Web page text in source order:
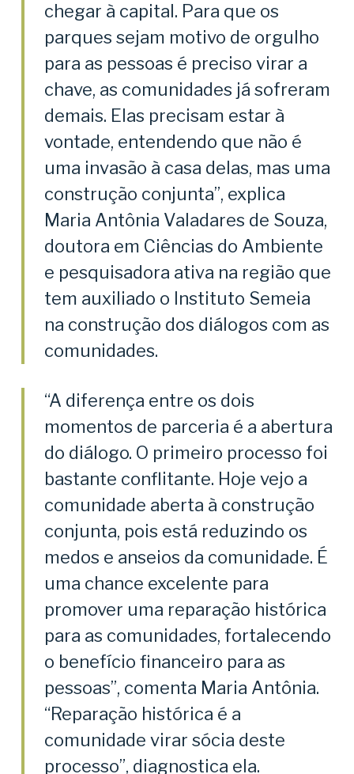
chegar à capital. Para que os
parques sejam motivo de orgulho
para as pessoas é preciso virar a
chave, as comunidades já sofreram
demais. Elas precisam estar à
vontade, entendendo que não é
uma invasão à casa delas, mas uma
construção conjunta”, explica
Maria Antônia Valadares de Souza,
doutora em Ciências do Ambiente
e pesquisadora ativa na região que
tem auxiliado o Instituto Semeia
na construção dos diálogos com as
comunidades.
“A diferença entre os dois
momentos de parceria é a abertura
do diálogo. O primeiro processo foi
bastante conflitante. Hoje vejo a
comunidade aberta à construção
conjunta, pois está reduzindo os
medos e anseios da comunidade. É
uma chance excelente para
promover uma reparação histórica
para as comunidades, fortalecendo
o benefício financeiro para as
pessoas”, comenta Maria Antônia.
“Reparação histórica é a
comunidade virar sócia deste
processo”, diagnostica ela.